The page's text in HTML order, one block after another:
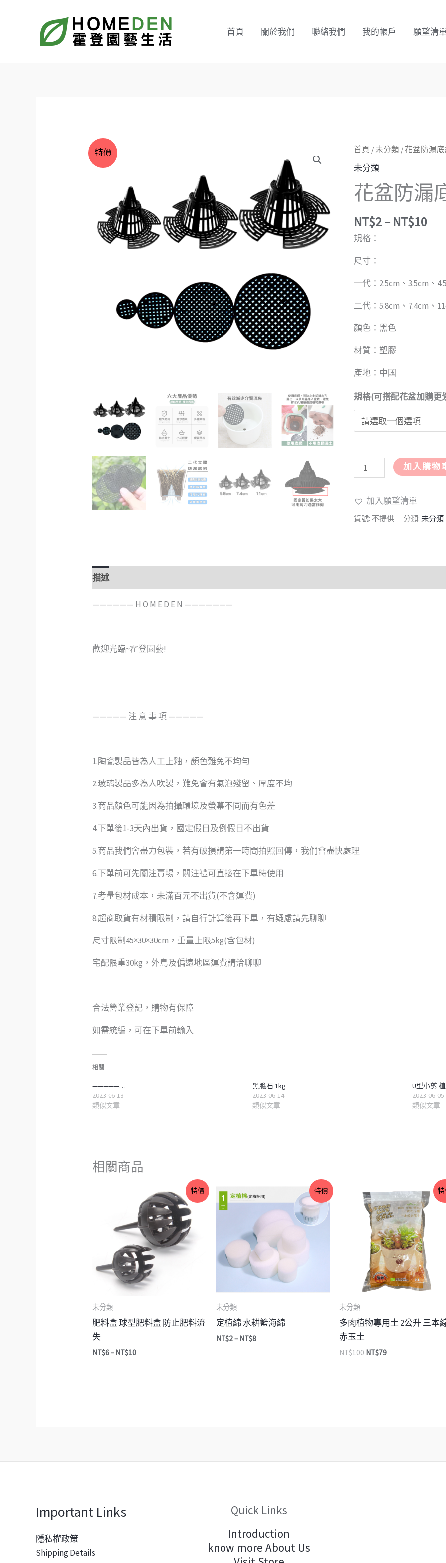
首頁 關於我們 聯絡我們 我的帳戶 願望清
特價 首頁 / 未分類 / 花盆防漏
未分類
花盆防漏
NT$2– NT$10
價
圍
到
規格：
尺寸：
一代：2.5cm、3.5cm、
二代：5.8cm、7.4cm、
顏色：黑色
材質：塑膠
產地：中國
規格(可搭配花盆加購更
花
盆
漏
底
網
空
柱
加入購物
加入願望清單
貨號: 不提供 分類: 未分類
描述
——————️ H O M E D E N ———————
歡迎光臨~霍登園藝!
—————️ 注 意 事 項 —————
1.陶瓷製品皆為人工上釉，顏色難免不均勻
2.玻璃製品多為人吹製，難免會有氣泡殘留、厚度不均
3.商品顏色可能因為拍攝環境及螢幕不同而有色差
4.下單後1-3天內出貨，國定假日及例假日不出貨
5.商品我們會盡力包裝，若有破損請第一時間拍照回傳，我們會盡快處理
6.下單前可先關注賣場，關注禮可直接在下單時使用
7.考量包材成本，未滿百元不出貨(不含運費)
8.超商取貨有材積限制，請自行計算後再下單，有疑慮請先聊聊
尺寸限制45×30×30cm，重量上限5kg(含包材)
宅配限重30kg，外島及偏遠地區運費請洽聊聊
合法營業登記，購物有保障
如需統編，可在下單前輸入
相關
—————…
2023-06-13
類似文章
黑膽石 1kg
2023-06-14
類似文章
U型小剪
2023-06-05
類似文章
相關商品
特價
未分類
肥料盒 球型肥料盒 防止肥料流
失
NT$6–NT$10
範
圍：
NT$6
到
NT$10
特價
未分類
定植綿 水耕籃海綿
NT$2– NT$8
格
範
圍：
NT$2
到
NT$8
未分類
多肉植物專用土 2公升 三本
赤玉土
NT$100
始
價
格：
NT$100。
NT$79
價
格：
NT$79。
Important Links
隱私權政策
Shipping Details
Quick Links
Introduction
know more About Us